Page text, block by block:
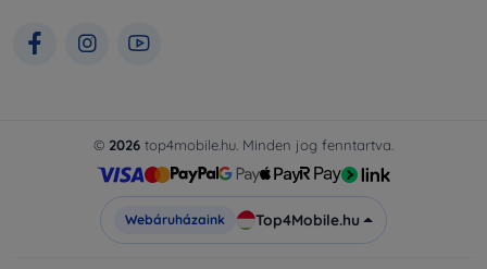
© 2026 top4mobile.hu. Minden jog fenntartva.
Webáruházaink Top4Mobile.hu